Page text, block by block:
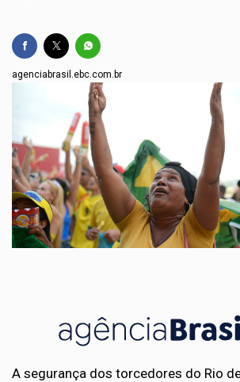
agenciabrasil.ebc.com.br
A segurança dos torcedores do Rio